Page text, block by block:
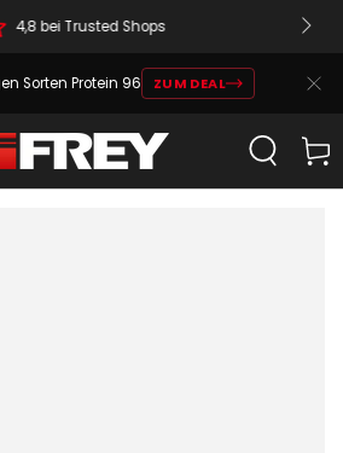
4,8 bei Trusted Shops
Sorten Protein 96 ZUM DEAL